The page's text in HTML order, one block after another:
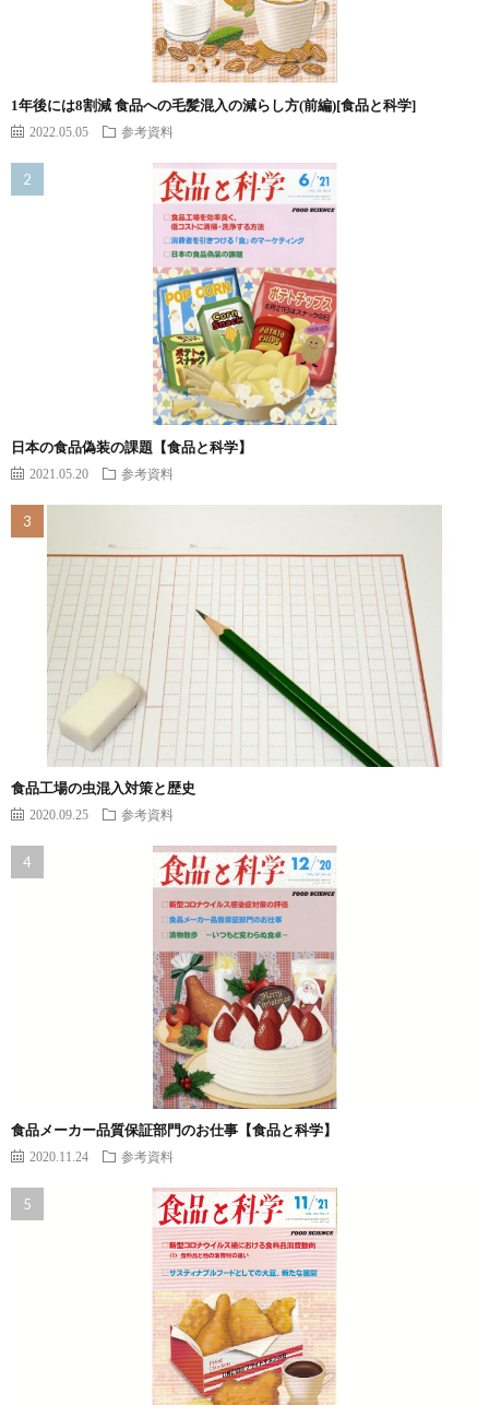
1年後には8割減 食品への毛髪混入の減らし方(前編)[食品と科学]
2022.05.05 参考資料
日本の食品偽装の課題【食品と科学】
2021.05.20 参考資料
食品工場の虫混入対策と歴史
2020.09.25 参考資料
食品メーカー品質保証部門のお仕事【食品と科学】
2020.11.24 参考資料